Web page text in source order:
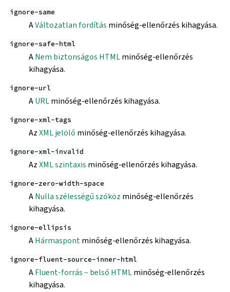
ignore-same
AVáltozatlan fordítás minőség-ellenőrzés kihagyása.
ignore-safe-html
ANem biztonságos HTMLminőség-ellenőrzés
kihagyása.
ignore-url
AURLminőség-ellenőrzés kihagyása.
ignore-xml-tags
AzXML jelölő minőség-ellenőrzés kihagyása.
ignore-xml-invalid
AzXML szintaxis minőség-ellenőrzés kihagyása.
ignore-zero-width-space
ANulla szélességű szóköz minőség-ellenőrzés
kihagyása.
ignore-ellipsis
AHármaspontminőség-ellenőrzés kihagyása.
ignore-fluent-source-inner-html
AFluent-forrás – belső HTMLminőség-ellenőrzés
kihagyása.